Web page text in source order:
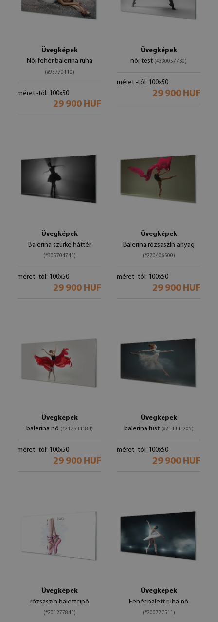
Üvegképek
Női fehér balerina ruha
(#93770110)
méret -tól: 100x50
29 900 HUF
Üvegképek
női test (#330057730)
méret -tól: 100x50
29 900 HUF
Üvegképek
Balerina szürke háttér
(#305704745)
méret -tól: 100x50
29 900 HUF
Üvegképek
Balerina rózsaszín anyag
(#270406500)
méret -tól: 100x50
29 900 HUF
Üvegképek
balerina nő (#217534184)
méret -tól: 100x50
29 900 HUF
Üvegképek
balerina füst (#214445205)
méret -tól: 100x50
29 900 HUF
Üvegképek
rózsaszín balettcipő
(#201277845)
Üvegképek
Fehér balett ruha nő
(#200777511)